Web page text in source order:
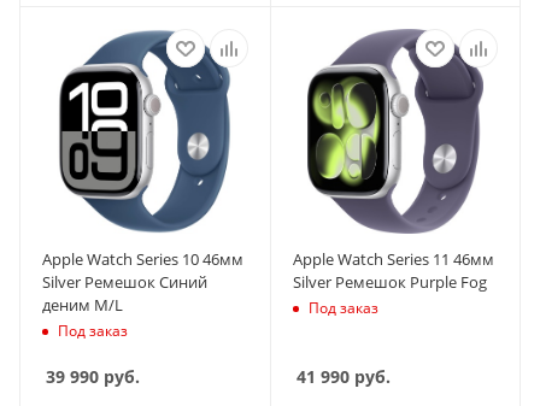
Apple Watch Series 10 46мм
Silver Ремешок Синий
деним M/L
Под заказ
39 990 руб.
Apple Watch Series 11 46мм
Silver Ремешок Purple Fog
Под заказ
41 990руб.